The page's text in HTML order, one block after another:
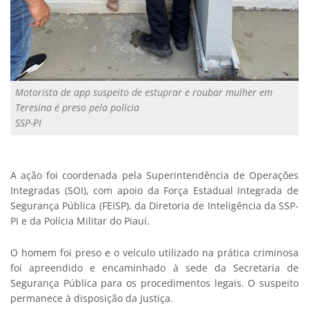
Motorista de app suspeito de estuprar e roubar mulher em
Teresina é preso pela polícia
SSP-PI
A ação foi coordenada pela Superintendência de Operações
Integradas (SOI), com apoio da Força Estadual Integrada de
Segurança Pública (FEISP), da Diretoria de Inteligência da SSP-
PI e da Polícia Militar do Piauí.
O homem foi preso e o veículo utilizado na prática criminosa
foi apreendido e encaminhado à sede da Secretaria de
Segurança Pública para os procedimentos legais. O suspeito
permanece à disposição da Justiça.